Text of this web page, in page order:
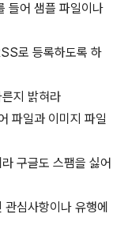
들어 샘플 파일이나
로 등록하도록 하
지 밝혀라
파일과 이미지 파일
구글도 스팸을 싫어
심사항이나 유행에